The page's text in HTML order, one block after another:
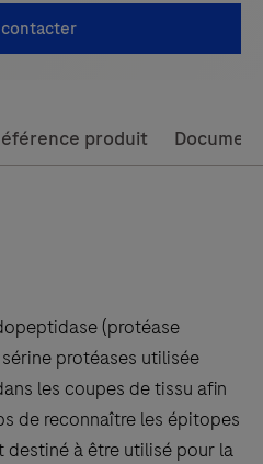
contacter
produit
(protéase
protéases utilisée
les coupes de tissu afin
de reconnaître les épitopes
destiné à être utilisé pour la